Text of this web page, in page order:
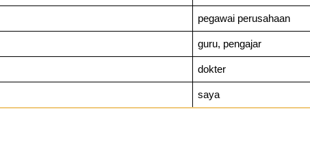
pegawai perusahaan
guru, pengajar
dokter
saya